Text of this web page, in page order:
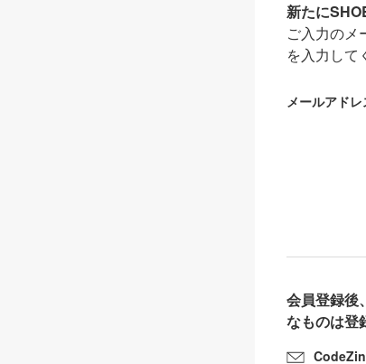
新たに
ご入力のメ
を入力して
メールアドレ
会員登録後
なものは登